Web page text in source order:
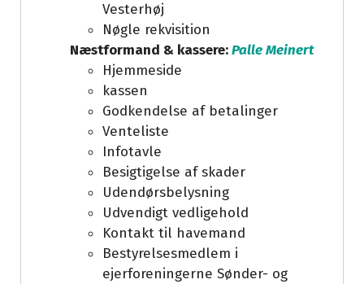
Vesterhøj
Nøgle rekvisition
Næstformand & kassere:Palle Meinert
Hjemmeside
kassen
Godkendelse af betalinger
Venteliste
Infotavle
Besigtigelse af skader
Udendørsbelysning
Udvendigt vedligehold
Kontakt til havemand
Bestyrelsesmedlem i
ejerforeningerne Sønder- og